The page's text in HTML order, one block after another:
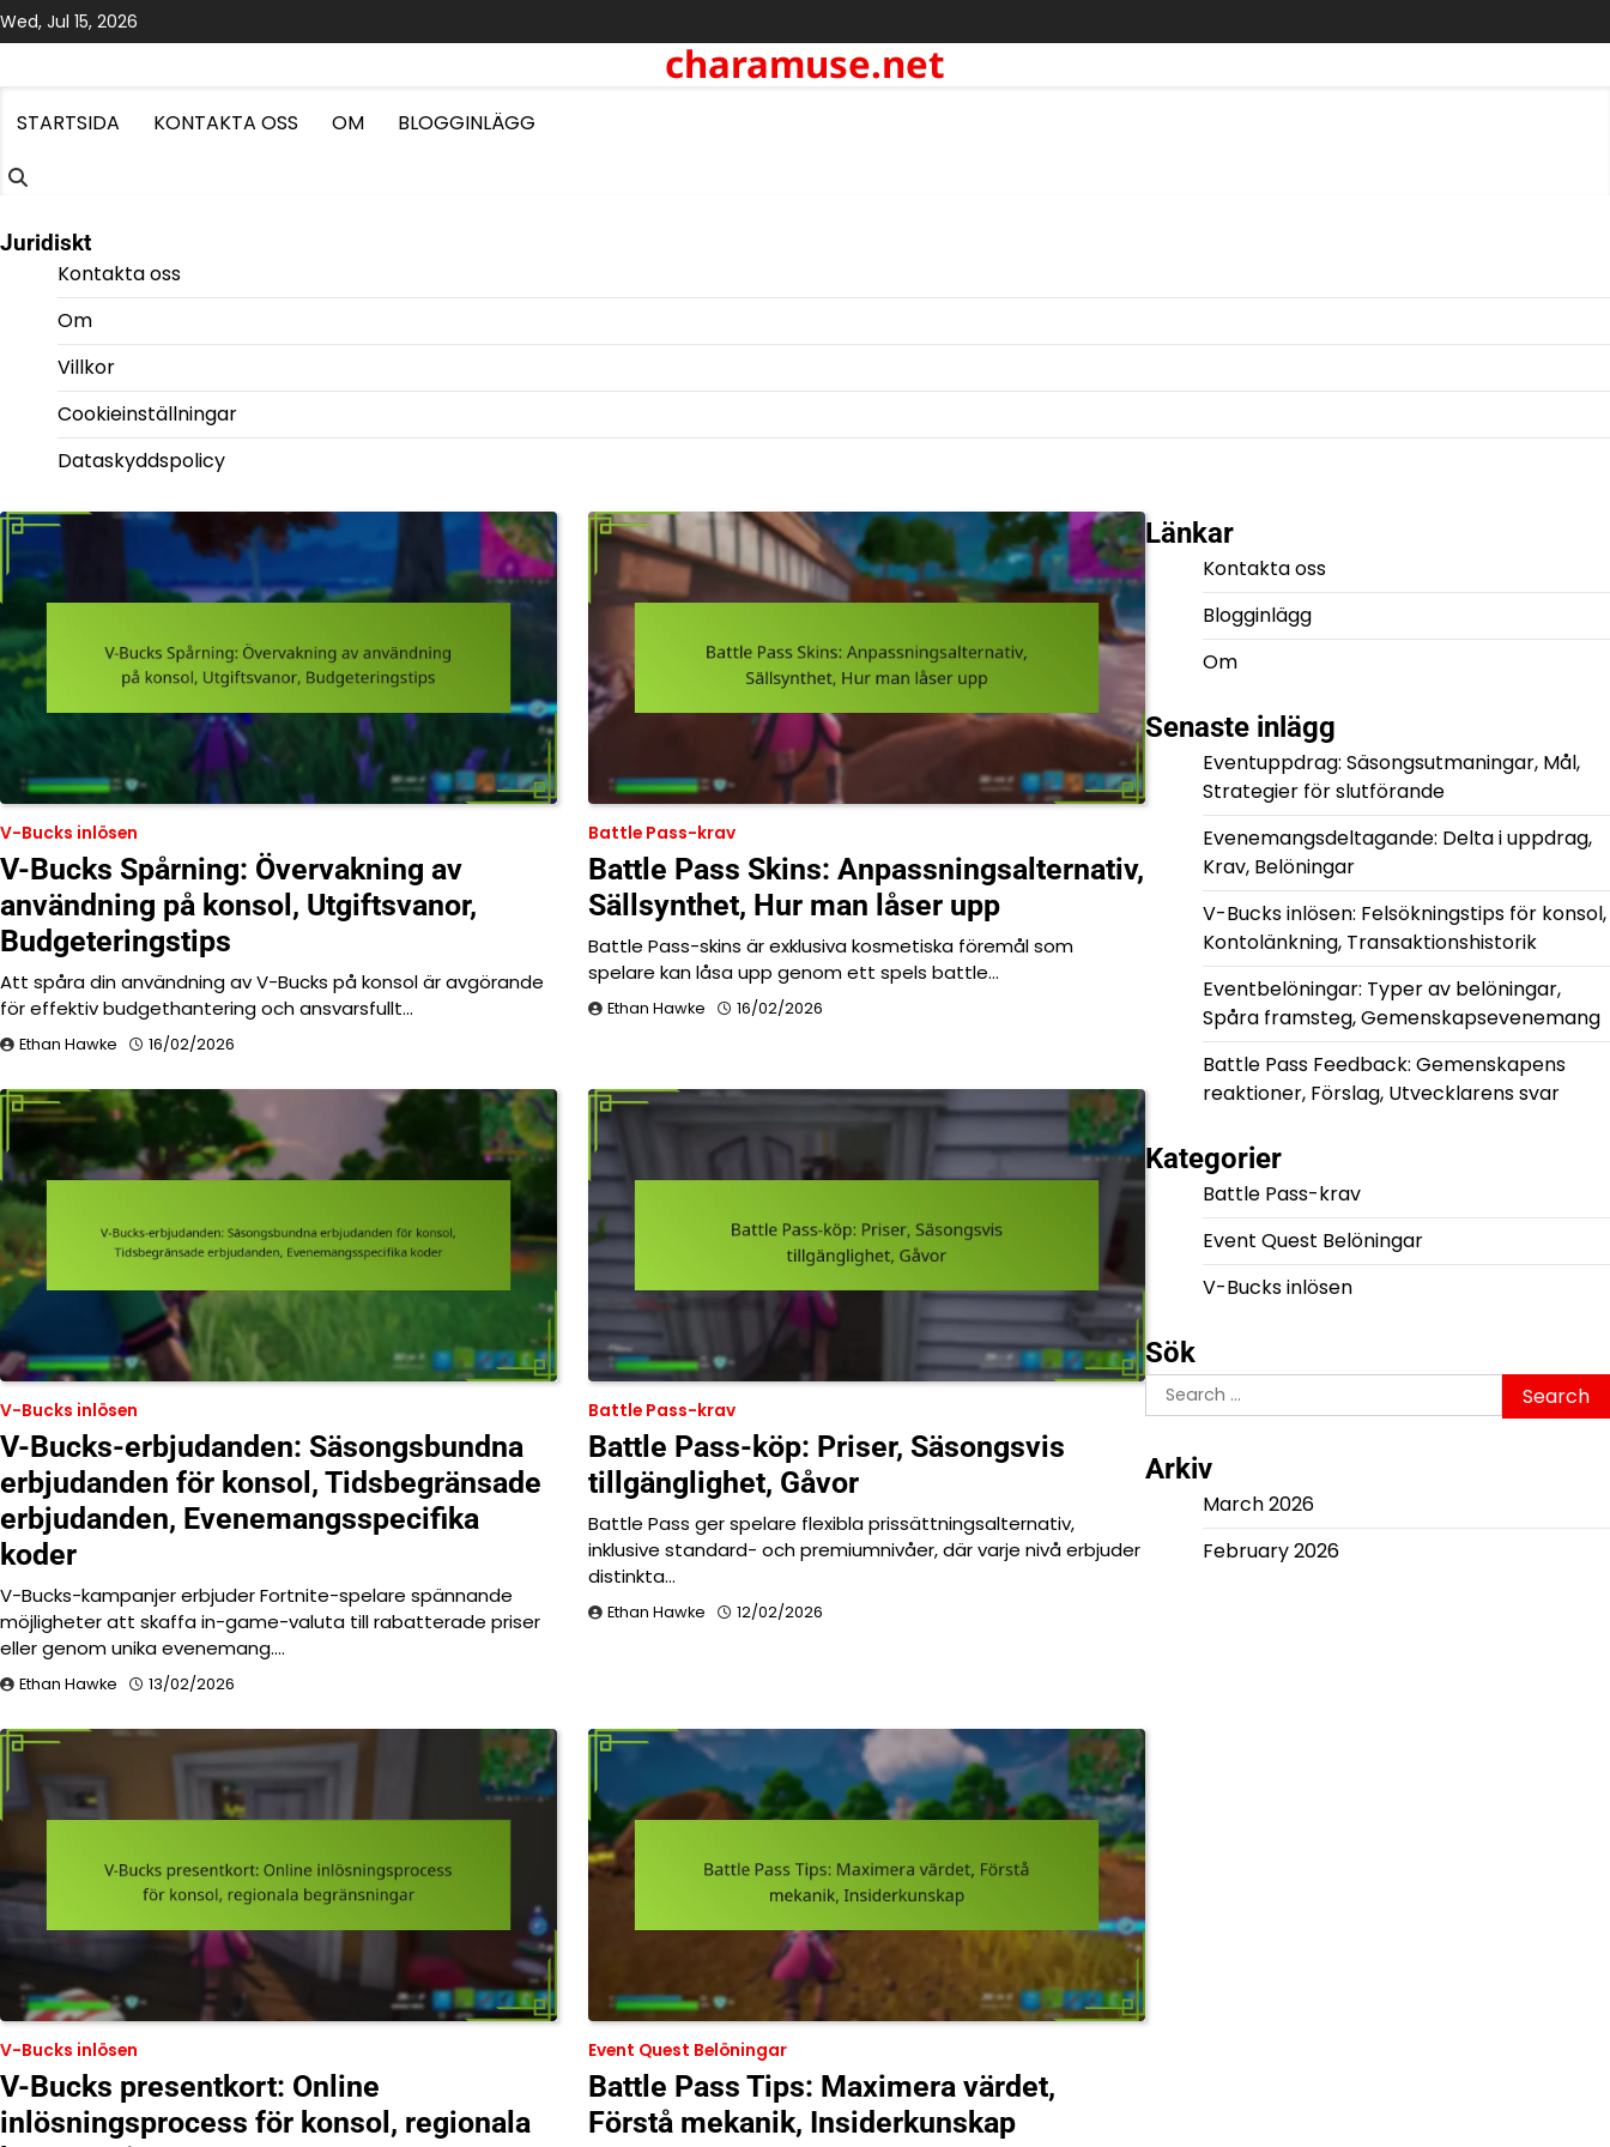
Skip
to
Wed, Jul 15, 2026
charamuse.net
STARTSIDA KONTAKTA OSS OM BLOGGINLÄGG
Juridiskt
Kontakta oss
Om
Villkor
Cookieinställningar
Dataskyddspolicy
V-Bucks inlösen
V-Bucks Spårning: Övervakning av
användning på konsol, Utgiftsvanor,
Budgeteringstips
Att spåra din användning av V-Bucks på konsol är avgörande
för effektiv budgethantering och ansvarsfullt…
Ethan Hawke 16/02/2026
Battle Pass-krav
Battle Pass Skins: Anpassningsalternativ,
Sällsynthet, Hur man låser upp
Battle Pass-skins är exklusiva kosmetiska föremål som
spelare kan låsa upp genom ett spels battle…
Ethan Hawke 16/02/2026
V-Bucks inlösen
V-Bucks-erbjudanden: Säsongsbundna
erbjudanden för konsol, Tidsbegränsade
erbjudanden, Evenemangsspecifika
koder
V-Bucks-kampanjer erbjuder Fortnite-spelare spännande
möjligheter att skaffa in-game-valuta till rabatterade priser
eller genom unika evenemang.…
Ethan Hawke 13/02/2026
Battle Pass-krav
Battle Pass-köp: Priser, Säsongsvis
tillgänglighet, Gåvor
Battle Pass ger spelare flexibla prissättningsalternativ,
inklusive standard- och premiumnivåer, där varje nivå erbjuder
distinkta…
Ethan Hawke 12/02/2026
V-Bucks inlösen
V-Bucks presentkort: Online
inlösningsprocess för konsol, regionala
Event Quest Belöningar
Battle Pass Tips: Maximera värdet,
Förstå mekanik, Insiderkunskap
Länkar
Kontakta oss
Blogginlägg
Om
Senaste inlägg
Eventuppdrag: Säsongsutmaningar, Mål,
Strategier för slutförande
Evenemangsdeltagande: Delta i uppdrag,
Krav, Belöningar
V-Bucks inlösen: Felsökningstips för konsol,
Kontolänkning, Transaktionshistorik
Eventbelöningar: Typer av belöningar,
Spåra framsteg, Gemenskapsevenemang
Battle Pass Feedback: Gemenskapens
reaktioner, Förslag, Utvecklarens svar
Kategorier
Battle Pass-krav
Event Quest Belöningar
V-Bucks inlösen
Sök
Search
for:
Arkiv
March 2026
February 2026